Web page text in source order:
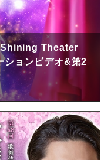
-Shining Theater
ョンビデオ&第2